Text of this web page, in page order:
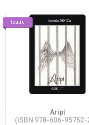
Teatru
Aripi
(ISBN 978-606-95752-